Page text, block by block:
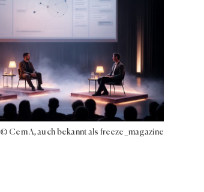
© Cem A, auch bekannt als freeze_magazine